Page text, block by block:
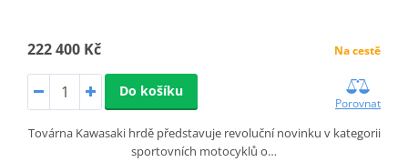
222 400 Kč Na cestě
Do košíku
Porovnat
Továrna Kawasaki hrdě představuje revoluční novinku v kategorii
sportovních motocyklů o…